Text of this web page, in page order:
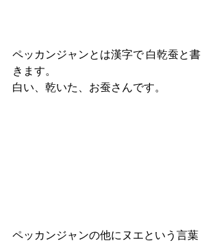
ペッカンジャンとは漢字で 白乾蚕と書
きます。
白い、乾いた、お蚕さんです。
ペッカンジャンの他にヌエという言葉